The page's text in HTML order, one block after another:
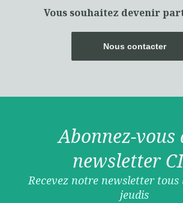
Vous souhaitez devenir
Nous contacter
Abonnez-vous
newsletter
Recevez notre newsletter tous
jeudis